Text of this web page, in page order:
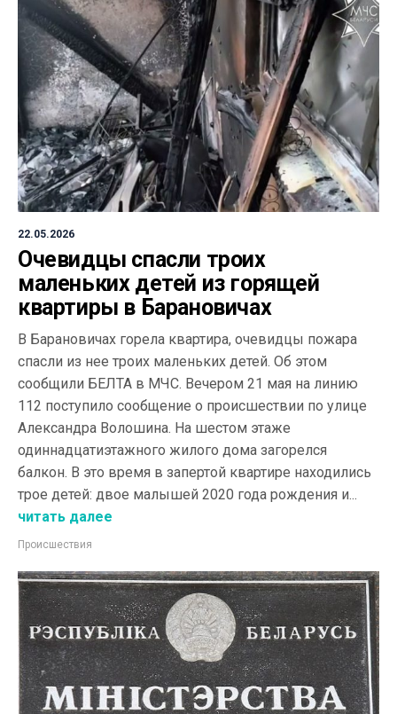
22.05.2026
Очевидцы спасли троих
маленьких детей из горящей
квартиры в Барановичах
В Барановичах горела квартира, очевидцы пожара
спасли из нее троих маленьких детей. Об этом
сообщили БЕЛТА в МЧС. Вечером 21 мая на линию
112 поступило сообщение о происшествии по улице
Александра Волошина. На шестом этаже
одиннадцатиэтажного жилого дома загорелся
балкон. В это время в запертой квартире находились
трое детей: двое малышей 2020 года рождения и...
читать далее
Происшествия